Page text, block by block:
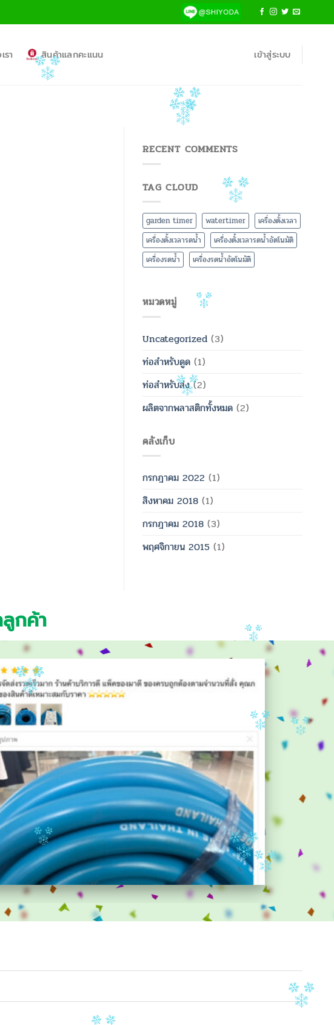
รา สินค้าแลกคะแนน เข้าสู่ระบบ
RECENT COMMENTS
TAG CLOUD
garden timer watertimer
เครื่องตั้งเวลา
เครื่องตั้งเวลารดน้ำ
เครื่องตั้งเวลารดน้ำอัตโนมัติ
เครื่องรดน้ำ
เครื่องรดน้ำอัตโนมัติ
หมวดหมู่
Uncategorized (3)
ท่อสำหรับดูด (1)
ท่อสำหรับส่ง(2)
ผลิตจากพลาสติกทั้งหมด (2)
คลังเก็บ
กรกฎาคม 2022 (1)
สิงหาคม 2018 (1)
กรกฎาคม 2018 (3)
พฤศจิกายน 2015 (1)
กค้า